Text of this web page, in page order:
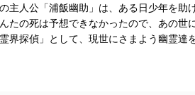
主人公「浦飯幽助」は、ある日少年を
たの死は予想できなかったので、あの
界探偵」として、現世にさまよう幽霊